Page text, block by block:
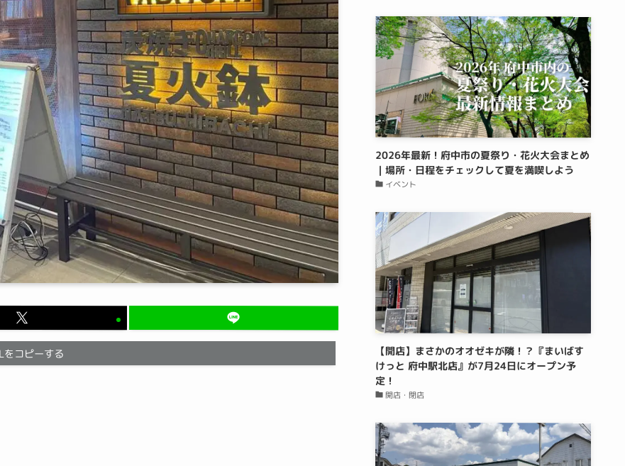
をコピーする
2026年最新！府中市の夏祭り・花火大会まとめ
｜場所・日程をチェックして夏を満喫しよう
イベント
【開店】まさかのオオゼキが隣！？『まいばす
けっと 府中駅北店』が7月24日にオープン予
定！
開店・閉店